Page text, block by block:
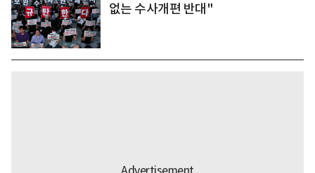
없는 수사개편 반대"